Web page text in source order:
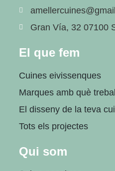
El que fem
Cuines eivissenques
Marques amb què
El disseny de la teva
Tots els projectes
Qui som
Gran Vía, 32 07100